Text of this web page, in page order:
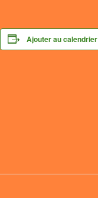
Ajouter au calendrier